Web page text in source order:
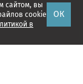
сайтом, вы
cookie
в
ОК